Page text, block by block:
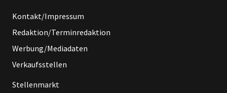
Kontakt/Impressum
Redaktion/Terminredaktion
Werbung/Mediadaten
Verkaufsstellen
Stellenmarkt